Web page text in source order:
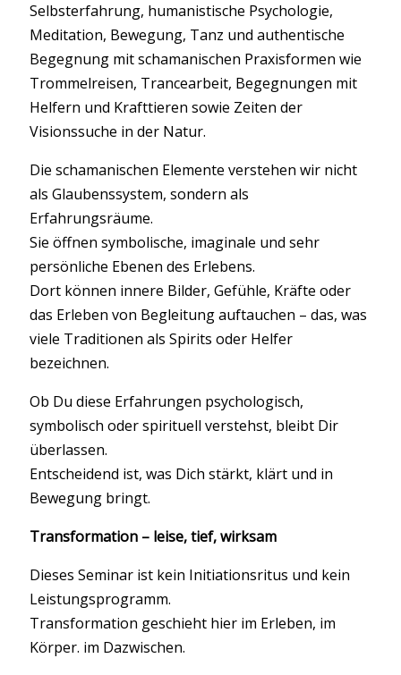
Selbsterfahrung, humanistische Psychologie,
Meditation, Bewegung, Tanz und authentische
Begegnung mit schamanischen Praxisformen wie
Trommelreisen, Trancearbeit, Begegnungen mit
Helfern und Krafttieren sowie Zeiten der
Visionssuche in der Natur.
Die schamanischen Elemente verstehen wir nicht
als Glaubenssystem, sondern als
Erfahrungsräume.
Sie öffnen symbolische, imaginale und sehr
persönliche Ebenen des Erlebens.
Dort können innere Bilder, Gefühle, Kräfte oder
das Erleben von Begleitung auftauchen – das, was
viele Traditionen als Spirits oder Helfer
bezeichnen.
Ob Du diese Erfahrungen psychologisch,
symbolisch oder spirituell verstehst, bleibt Dir
überlassen.
Entscheidend ist, was Dich stärkt, klärt und in
Bewegung bringt.
Transformation – leise, tief, wirksam
Dieses Seminar ist kein Initiationsritus und kein
Leistungsprogramm.
Transformation geschieht hier im Erleben, im
Körper. im Dazwischen.